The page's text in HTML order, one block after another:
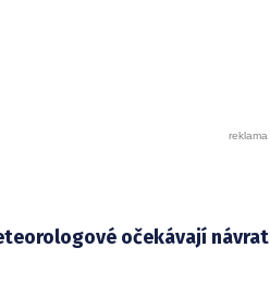
očekávají návrat